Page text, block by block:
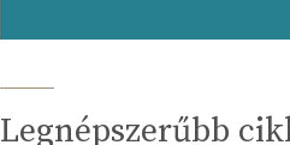
Legnépszerűbb